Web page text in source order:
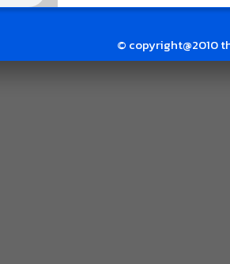
© copyright@2010